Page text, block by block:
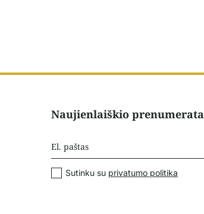
Naujienlaiškio prenumerata
Sutinku su privatumo politika